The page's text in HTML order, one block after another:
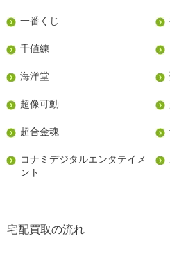
一番くじ
千値練
海洋堂
超像可動
超合金魂
コナミデジタルエンタテイメ
ント
宅配買取の流れ